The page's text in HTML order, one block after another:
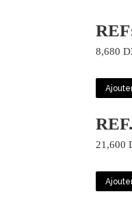
8,680
21,600